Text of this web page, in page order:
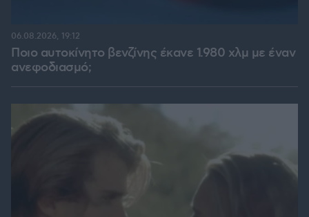
Ποιο αυτοκίνητο βενζίνης έκανε 1.980 χλμ με έναν
ανεφοδιασμό;
06.08.2026, 19:12